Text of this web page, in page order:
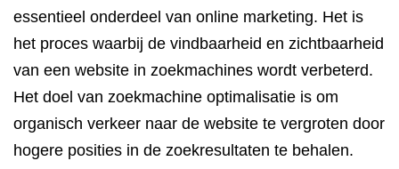
essentieel onderdeel van online marketing. Het is
het proces waarbij de vindbaarheid en zichtbaarheid
van een website in zoekmachines wordt verbeterd.
Het doel van zoekmachine optimalisatie is om
organisch verkeer naar de website te vergroten door
hogere posities in de zoekresultaten te behalen.